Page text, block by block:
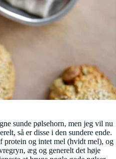
sunde pølsehorn, men jeg vil nu
så er disse i den sundere ende.
protein og intet mel (hvidt mel), og
æg og generelt det høje